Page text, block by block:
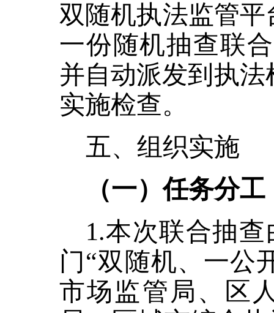
双随机执法监管
一份随机抽查联
并自动派发到执
实施检查。
五、组织实施
（一）任务分工
1.本次联合抽
门“双随机、一公
市场监管局、区